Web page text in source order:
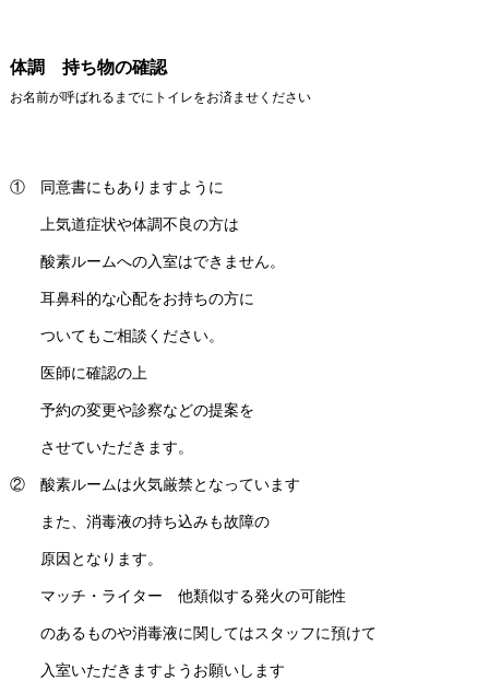
体調 持ち物の確認
お名前が呼ばれるまでにトイレをお済ませください
① 同意書にもありますように
上気道症状や体調不良の方は
酸素ルームへの入室はできません。
耳鼻科的な心配をお持ちの方に
ついてもご相談ください。
医師に確認の上
予約の変更や診察などの提案を
させていただきます。
② 酸素ルームは火気厳禁となっています
また、消毒液の持ち込みも故障の
原因となります。
マッチ・ライター 他類似する発火の可能性
のあるものや消毒液に関してはスタッフに預けて
入室いただきますようお願いします